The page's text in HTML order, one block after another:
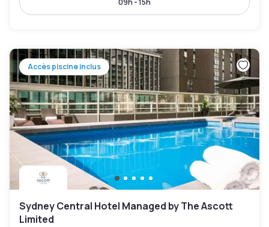
09h - 15h
Accès piscine inclus
Sydney Central Hotel Managed by The Ascott
Limited